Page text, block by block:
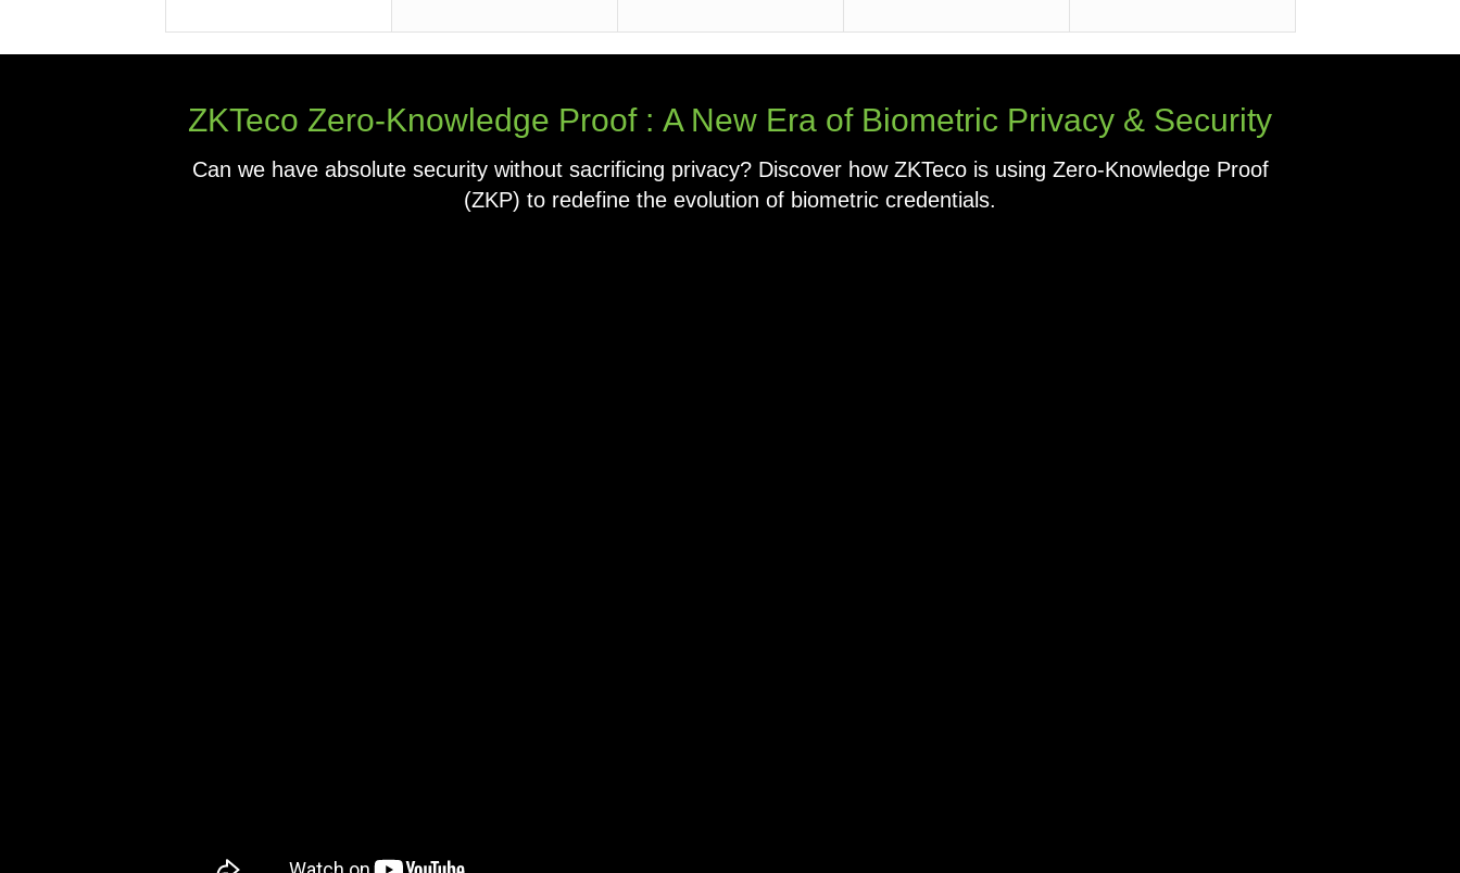
ZKTeco Zero-Knowledge Proof : A New Era of Biometric Privacy & Security
Can we have absolute security without sacrificing privacy? Discover how ZKTeco is using Zero-Knowledge Proof
(ZKP) to redefine the evolution of biometric credentials.